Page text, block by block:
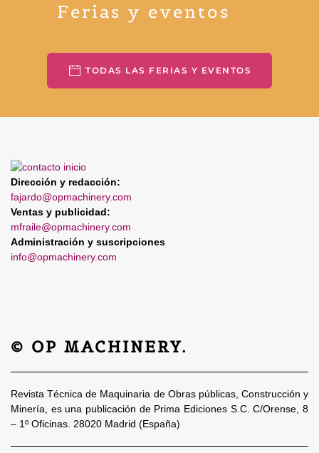
Ferias y eventos
TODAS LAS FERIAS Y EVENTOS
Dirección y redacción:
fajardo@opmachinery.com
Ventas y publicidad:
mfraile@opmachinery.com
Administración y suscripciones
info@opmachinery.com
© OP MACHINERY.
Revista Técnica de Maquinaria de Obras públicas, Construcción y
Minería, es una publicación de Prima Ediciones S.C. C/Orense, 8
– 1º Oficinas. 28020 Madrid (España)